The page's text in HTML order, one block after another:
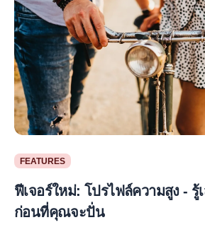
FEATURES
ฟีเจอร์ใหม่: โปรไฟล์ความสูง - รู้
ก่อนที่คุณจะปั่น